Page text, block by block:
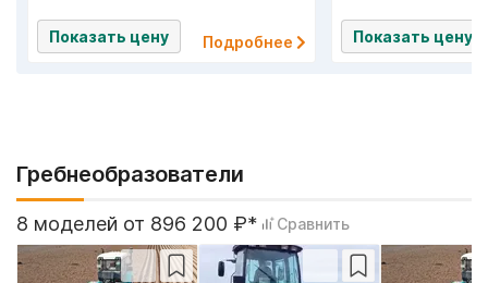
Показать цену Подробнее Показать цену
Гребнеобразователи
8 моделей от 896 200 ₽* Сравнить